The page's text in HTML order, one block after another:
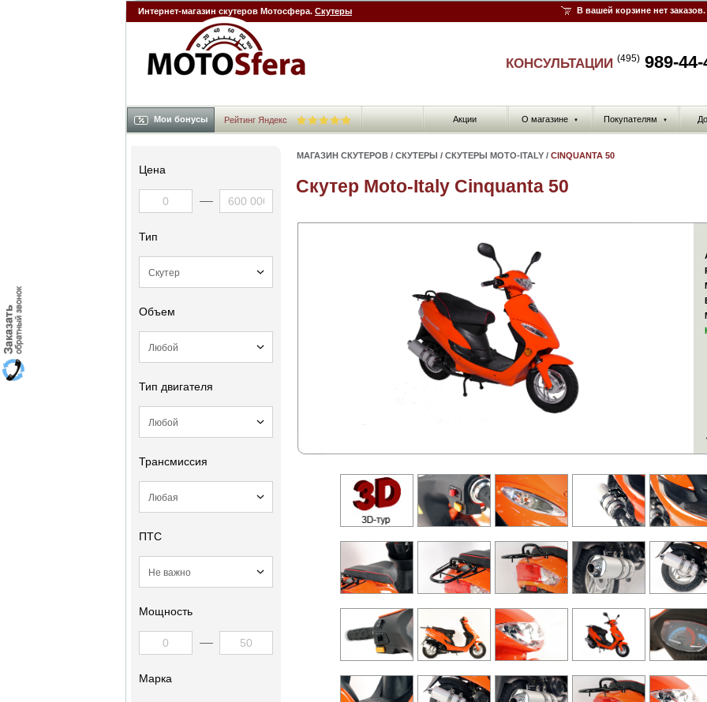
Интернет-магазин скутеров Мотосфера. Скутеры В вашей корзине нет заказов.
КОНСУЛЬТАЦИИ (495) 989-44-
Акции О магазине ▼ Покупателям ▼
Мои бонусы Рейтинг Яндекс
Цена
Тип
Объем
Тип двигателя
Трансмиссия
ПТС
Мощность
Марка
МАГАЗИН СКУТЕРОВ / СКУТЕРЫ / СКУТЕРЫ MOTO-ITALY / CINQUANTA 50
Скутер Moto-Italy Cinquanta 50